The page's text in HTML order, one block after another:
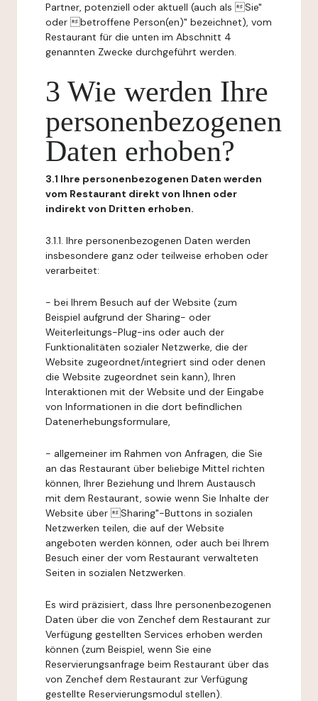
Partner, potenziell oder aktuell (auch als Sie"
oder betroffene Person(en)" bezeichnet), vom
Restaurant für die unten im Abschnitt 4
genannten Zwecke durchgeführt werden.
3 Wie werden Ihre
personenbezogenen
Daten erhoben?
3.1 Ihre personenbezogenen Daten werden
vom Restaurant direkt von Ihnen oder
indirekt von Dritten erhoben.
3.1.1. Ihre personenbezogenen Daten werden
insbesondere ganz oder teilweise erhoben oder
verarbeitet:
- bei Ihrem Besuch auf der Website (zum
Beispiel aufgrund der Sharing- oder
Weiterleitungs-Plug-ins oder auch der
Funktionalitäten sozialer Netzwerke, die der
Website zugeordnet/integriert sind oder denen
die Website zugeordnet sein kann), Ihren
Interaktionen mit der Website und der Eingabe
von Informationen in die dort befindlichen
Datenerhebungsformulare,
- allgemeiner im Rahmen von Anfragen, die Sie
an das Restaurant über beliebige Mittel richten
können, Ihrer Beziehung und Ihrem Austausch
mit dem Restaurant, sowie wenn Sie Inhalte der
Website über Sharing"-Buttons in sozialen
Netzwerken teilen, die auf der Website
angeboten werden können, oder auch bei Ihrem
Besuch einer der vom Restaurant verwalteten
Seiten in sozialen Netzwerken.
Es wird präzisiert, dass Ihre personenbezogenen
Daten über die von Zenchef dem Restaurant zur
Verfügung gestellten Services erhoben werden
können (zum Beispiel, wenn Sie eine
Reservierungsanfrage beim Restaurant über das
von Zenchef dem Restaurant zur Verfügung
gestellte Reservierungsmodul stellen).